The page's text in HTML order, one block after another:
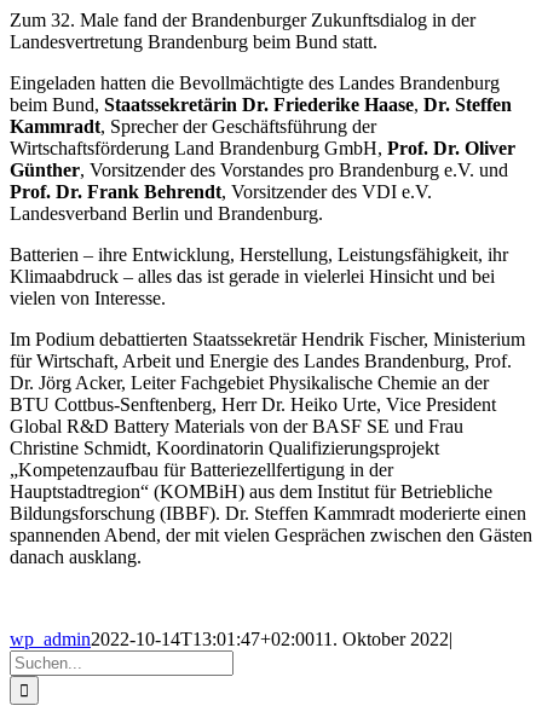
Bild
Zum 32. Male fand der Brandenburger Zukunftsdialog in der
Landesvertretung Brandenburg beim Bund statt.
Eingeladen hatten die Bevollmächtigte des Landes Brandenburg
beim Bund, Staatssekretärin Dr. Friederike Haase, Dr. Steffen
Kammradt, Sprecher der Geschäftsführung der
Wirtschaftsförderung Land Brandenburg GmbH, Prof. Dr. Oliver
Günther, Vorsitzender des Vorstandes pro Brandenburg e.V. und
Prof. Dr. Frank Behrendt, Vorsitzender des VDI e.V.
Landesverband Berlin und Brandenburg.
Batterien – ihre Entwicklung, Herstellung, Leistungsfähigkeit, ihr
Klimaabdruck – alles das ist gerade in vielerlei Hinsicht und bei
vielen von Interesse.
Im Podium debattierten Staatssekretär Hendrik Fischer, Ministerium
für Wirtschaft, Arbeit und Energie des Landes Brandenburg, Prof.
Dr. Jörg Acker, Leiter Fachgebiet Physikalische Chemie an der
BTU Cottbus-Senftenberg, Herr Dr. Heiko Urte, Vice President
Global R&D Battery Materials von der BASF SE und Frau
Christine Schmidt, Koordinatorin Qualifizierungsprojekt
„Kompetenzaufbau für Batteriezellfertigung in der
Hauptstadtregion“ (KOMBiH) aus dem Institut für Betriebliche
Bildungsforschung (IBBF). Dr. Steffen Kammradt moderierte einen
spannenden Abend, der mit vielen Gesprächen zwischen den Gästen
danach ausklang.
wp_admin2022-10-14T13:01:47+02:0011. Oktober 2022|
Suche
nach: